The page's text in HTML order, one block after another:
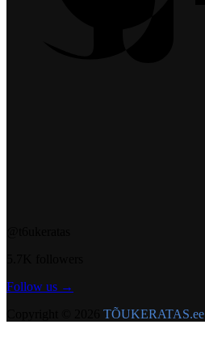
Follow us →
TÕUKERATAS.ee